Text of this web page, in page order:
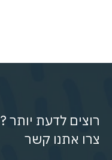
רוצים לדעת יותר ?
צרו אתנו קשר